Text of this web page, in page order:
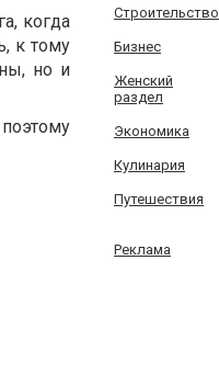
когда
к тому
но и
Строительство
Бизнес
Женский
раздел
Экономика
Кулинария
Путешествия
Реклама